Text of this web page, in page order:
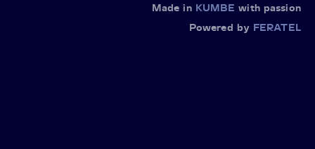
Made in KUMBE with passion
Powered by FERATEL